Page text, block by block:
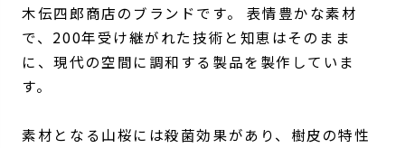
木伝四郎商店のブランドです。 表情豊かな素材
で、200年受け継がれた技術と知恵はそのまま
に、現代の空間に調和する製品を製作していま
す。
素材となる山桜には殺菌効果があり、樹皮の特性